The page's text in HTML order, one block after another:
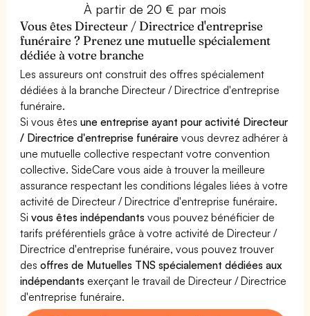
À partir de 20 € par mois
Vous êtes Directeur / Directrice d'entreprise
funéraire ? Prenez une mutuelle spécialement
dédiée à votre branche
Les assureurs ont construit des offres spécialement
dédiées à la branche Directeur / Directrice d'entreprise
funéraire.
Si vous êtesune entreprise ayant pour activité Directeur
/ Directrice d'entreprise funéraire vous devrez adhérer à
une mutuelle collective respectant votre convention
collective. SideCare vous aide à trouver la meilleure
assurance respectant les conditions légales liées à votre
activité de Directeur / Directrice d'entreprise funéraire.
Sivous êtes indépendants vous pouvez bénéficier de
tarifs préférentiels grâce à votre activité de Directeur /
Directrice d'entreprise funéraire, vous pouvez trouver
desoffres de Mutuelles TNS spécialement dédiées aux
indépendants exerçant le travail de Directeur / Directrice
d'entreprise funéraire.